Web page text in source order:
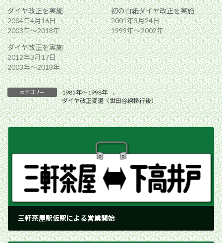
ダイヤ改正を実施
2004年4月16日
2003年〜2018年
初の白紙ダイヤ改正を実施
2001年3月24日
1999年〜2002年
ダイヤ改正を実施
2012年3月17日
2003年〜2018年
カテゴリー 1985年〜1998年
、
ダイヤ改正変遷（世田谷線移行後）
三軒茶屋駅仮駅による営業開始
1992年11月11日